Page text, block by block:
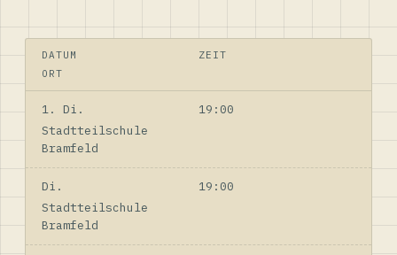
DATUM
ZEIT
ORT
1. Di.
19:00
Stadtteilschule
Bramfeld
Di.
19:00
Stadtteilschule
Bramfeld